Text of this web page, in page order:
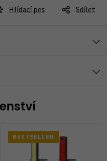
Hlídací pes Sdílet
BESTSELLER